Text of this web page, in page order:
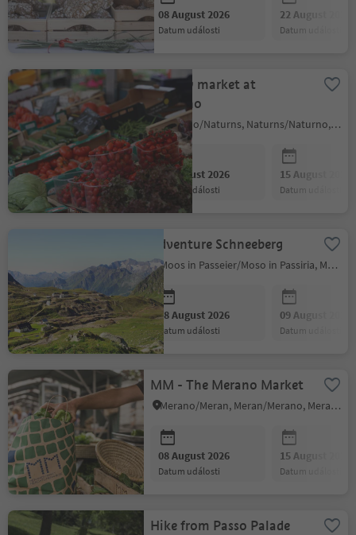
08 August 2026
datum události
22 August 2026
datum události
Weekly market at
Naturno
Naturno/Naturns, Naturns/Naturno, Meran/Merano and environs
08 August 2026
datum události
15 August 2026
datum události
Adventure Schneeberg
Moos in Passeier/Moso in Passiria, Meran/Merano and environs
08 August 2026
datum události
09 August 2026
datum události
MM - The Merano Market
Merano/Meran, Meran/Merano, Meran/Merano and environs
08 August 2026
datum události
15 August 2026
datum události
Hike from Passo Palade